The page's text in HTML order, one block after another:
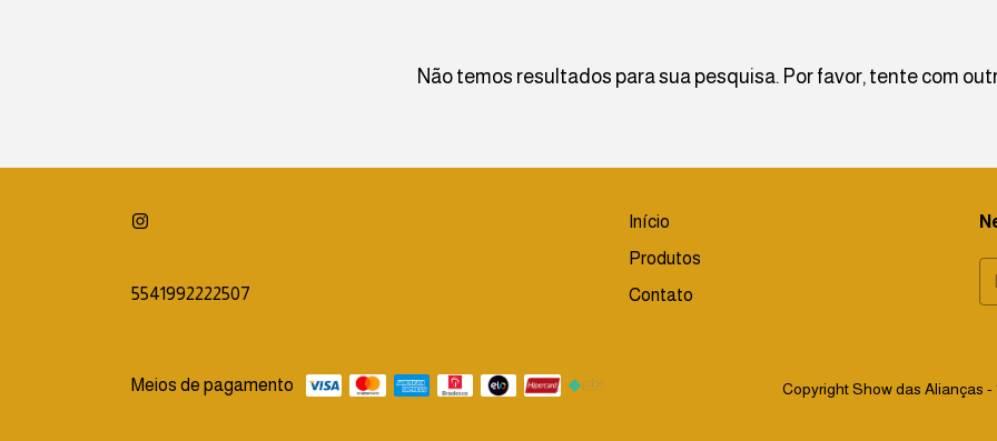
Não temos resultados para sua pesquisa. Por favor, tente com
5541992222507
Início
Produtos
Contato
Meios de pagamento Copyright Show das Alianças -